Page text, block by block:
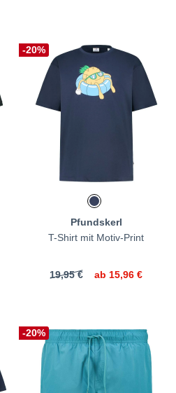
-20%
Pfundskerl
T-Shirt mit Motiv-Print
19,95 € ab 15,96 €
-20%